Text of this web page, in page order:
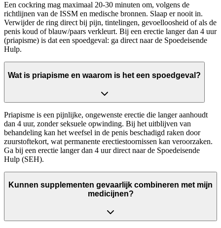
Een cockring mag maximaal 20-30 minuten om, volgens de
richtlijnen van de ISSM en medische bronnen. Slaap er nooit in.
Verwijder de ring direct bij pijn, tintelingen, gevoelloosheid of als de
penis koud of blauw/paars verkleurt. Bij een erectie langer dan 4 uur
(priapisme) is dat een spoedgeval: ga direct naar de Spoedeisende
Hulp.
Wat is priapisme en waarom is het een spoedgeval?
Priapisme is een pijnlijke, ongewenste erectie die langer aanhoudt
dan 4 uur, zonder seksuele opwinding. Bij het uitblijven van
behandeling kan het weefsel in de penis beschadigd raken door
zuurstoftekort, wat permanente erectiestoornissen kan veroorzaken.
Ga bij een erectie langer dan 4 uur direct naar de Spoedeisende
Hulp (SEH).
Kunnen supplementen gevaarlijk combineren met mijn
medicijnen?